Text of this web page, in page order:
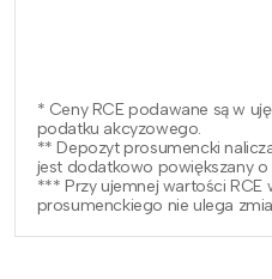
* Ceny RCE podawane są w
podatku akcyzowego.
** Depozyt prosumencki
jest dodatkowo powiększany o
*** Przy ujemnej wartości RCE
prosumenckiego nie ulega